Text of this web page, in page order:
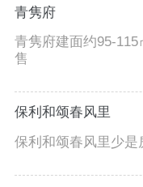
青隽府
青隽府建面约95-
售
保利和颂春风里
保利和颂春风里少是